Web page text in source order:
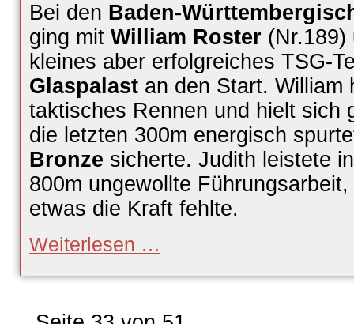
Bei den Baden-
ging mit William Roster
kleines aber erfolgreiches TSG-
Glaspalast an den Start. William
taktisches Rennen und hielt sich
die letzten 300m energisch
Bronze sicherte. Judith leistete
800m ungewollte
etwas die Kraft fehlte.
Weiterlesen …für